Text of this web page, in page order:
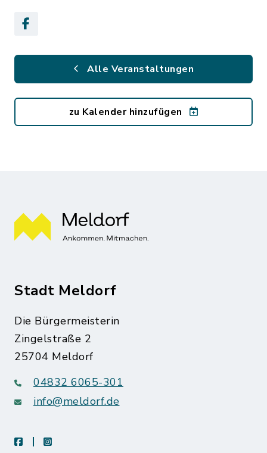
Alle Veranstaltungen
zu Kalender hinzufügen
Stadt Meldorf
Die Bürgermeisterin
Zingelstraße 2
25704 Meldorf
04832 6065-301
info@meldorf.de
facebookinstagram